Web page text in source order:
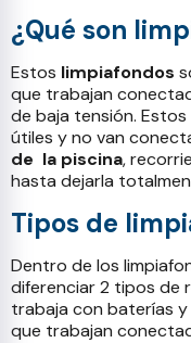
¿Qué son
Estos limpiafondos
que trabajan
de baja tensión. Estos
útiles y no van
de la piscina,
hasta dejarla
Tipos de
Dentro de los
diferenciar 2 tipos de
trabaja con baterías y
que trabajan